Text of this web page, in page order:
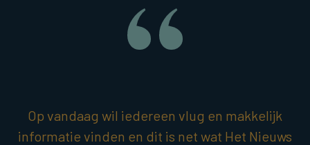
Op vandaag wil iedereen vlug en makkelijk
informatie vinden en dit is net wat Het Nieuws